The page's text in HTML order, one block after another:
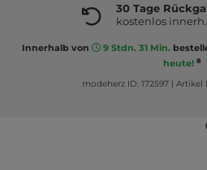
30 Tage
kostenlos
Innerhalb von 9 Stdn. 31 Min.
heute! 8
modeherz ID: 172597| Artikel